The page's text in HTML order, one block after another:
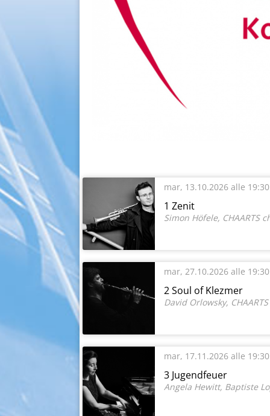
mar, 13.10.2026 alle 19:30
1 Zenit
Simon Höfele, CHAARTS
mar, 27.10.2026 alle 19:30
2 Soul of Klezmer
David Orlowsky,
mar, 17.11.2026 alle 19:30
3 Jugendfeuer
Angela Hewitt, Baptiste